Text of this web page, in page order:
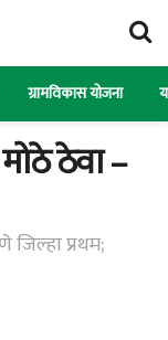
ग्रामविकास योजना
ठेवा –
जिल्हा प्रथम;